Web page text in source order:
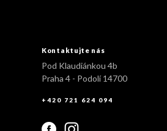
Kontaktujte nás
Pod Klaudiánkou 4b
Praha 4 - Podolí 14700
+420 721 624 094